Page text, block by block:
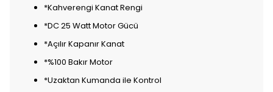
*Kahverengi Kanat Rengi
*DC 25 Watt Motor Gücü
*Açılır Kapanır Kanat
*%100 Bakır Motor
*Uzaktan Kumanda ile Kontrol